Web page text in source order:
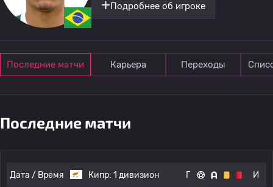
Подробнее об игроке
Последние матчи Карьера Переходы
Последние матчи
Дата / Время Кипр: 1 дивизион Г И